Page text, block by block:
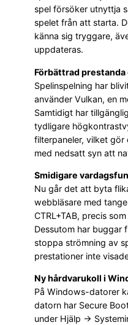
spel försöker utnyttja
spelet från att starta.
känna sig tryggare,
uppdateras.
Förbättrad
Spelinspelning har
använder Vulkan, en
Samtidigt har
tydligare
filterpaneler, vilket
med nedsatt syn att
Smidigare
Nu går det att byta
webbläsare med
CTRL+TAB, precis
Dessutom har buggar
stoppa strömning av
prestationer inte
Ny hårdvarukoll i
På Windows-datorer
datorn har Secure
under Hjälp →